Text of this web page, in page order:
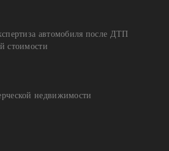
автомобиля после ДТП
стоимости
недвижимости